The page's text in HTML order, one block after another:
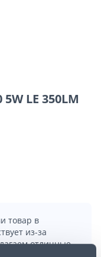
5W LE 350LM
товар в
из-за
отличные